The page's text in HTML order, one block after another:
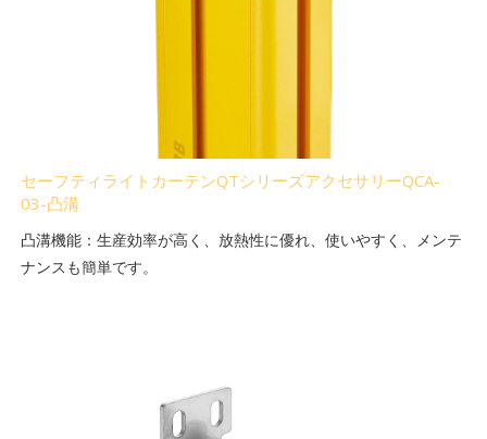
セーフティライトカーテンQTシリーズアクセサリーQCA-
03-凸溝
凸溝機能：生産効率が高く、放熱性に優れ、使いやすく、メンテ
ナンスも簡単です。